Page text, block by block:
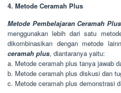
4. Metode Ceramah Plus
Metode Pembelajaran Ceramah Plus
menggunakan lebih dari satu
dikombinasikan dengan metode
ceramah plus, diantaranya yaitu:
a. Metode ceramah plus tanya jawab
b. Metode ceramah plus diskusi dan
c. Metode ceramah plus demonstrasi